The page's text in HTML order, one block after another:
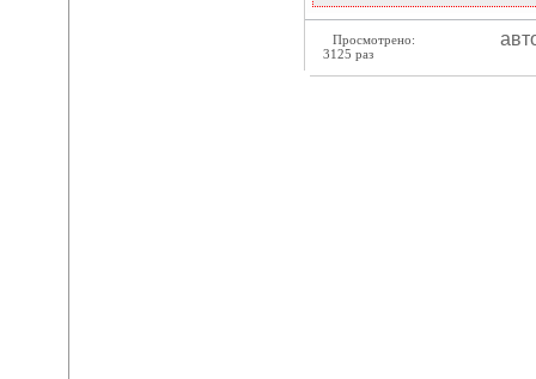
Просмотрено:
3125 раз